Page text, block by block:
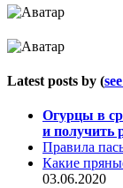
Latest posts by (
Огурцы в
и получить
Правила
Какие
03.06.2020